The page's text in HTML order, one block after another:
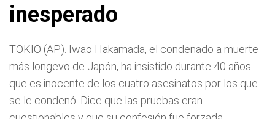
inesperado
TOKIO (AP). Iwao Hakamada, el condenado a muerte
más longevo de Japón, ha insistido durante 40 años
que es inocente de los cuatro asesinatos por los que
se le condenó. Dice que las pruebas eran